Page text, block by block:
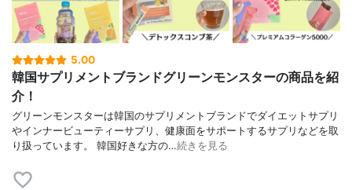
5.00
韓国サプリメントブランドグリーンモンスターの商品を紹
介！
グリーンモンスターは韓国のサプリメントブランドでダイエットサプリ
やインナービューティーサプリ、健康面をサポートするサプリなどを取
り扱っています。 韓国好きな方の…続きを見る